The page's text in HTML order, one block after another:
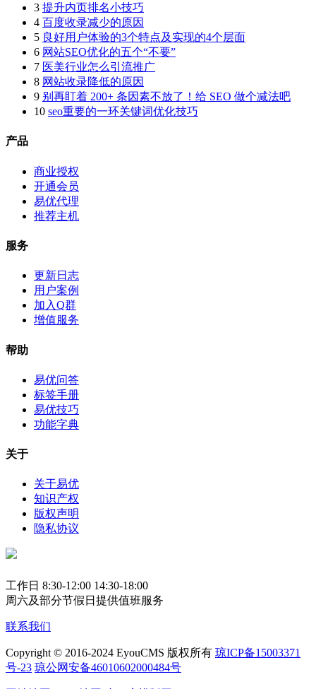
3 提升内页排名小技巧
4 百度收录减少的原因
5 良好用户体验的3个特点及实现的4个层面
6 网站SEO优化的五个“不要”
7 医美行业怎么引流推广
8 网站收录降低的原因
9 别再盯着 200+ 条因素不放了！给 SEO 做个减法吧
10 seo重要的一环关键词优化技巧
产品
商业授权
开通会员
易优代理
推荐主机
服务
更新日志
用户案例
加入Q群
增值服务
帮助
易优问答
标签手册
易优技巧
功能字典
关于
关于易优
知识产权
版权声明
隐私协议
工作日 8:30-12:00 14:30-18:00
周六及部分节假日提供值班服务
联系我们
Copyright © 2016-2024 EyouCMS 版权所有 琼ICP备15003371
号-23 琼公网安备46010602000484号